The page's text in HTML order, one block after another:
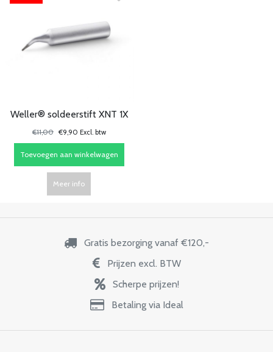
Weller® soldeerstift XNT 1X
€11,00 €9,90 Excl. btw
Toevoegen aan winkelwagen
Meer info
Gratis bezorging vanaf €120,-
Prijzen excl. BTW
Scherpe prijzen!
Betaling via Ideal